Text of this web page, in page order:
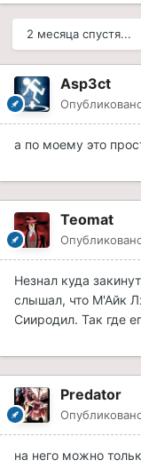
2 месяца спустя...
Asp3ct
а по моему это
Teomat
Незнал куда
слышал, что М'Айк
Сииродил. Так где
Predator
на него можно